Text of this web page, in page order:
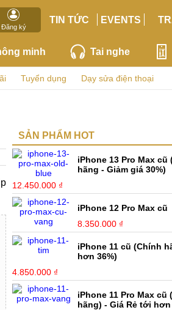
Đăng ký
TIN TỨC EVENTS
minh Tai nghe
Tuyển dụng Dạy sửa điện thoại
SẢN PHẨM HOT
iPhone 13 Pro Max cũ
hãng - Giảm giá 30%)
12.450.000 ₫
iPhone 12 Pro Max cũ
8.350.000 ₫
iPhone 11 cũ (Chính
hơn 36%)
4.850.000 ₫
iPhone 11 Pro Max cũ
hãng) - Giá Rẻ tới hơn